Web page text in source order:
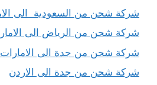
شركة شحن من السعودية الى
شركة شحن من الرياض الى
شركة شحن من جدة الى الامارات
شركة شحن من جدة الى الاردن